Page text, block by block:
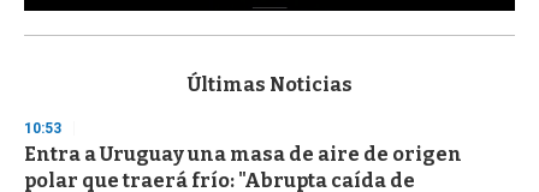
s
d
s
o
Últimas Noticias
10:53
Entra a Uruguay una masa de aire de origen
polar que traerá frío: "Abrupta caída de